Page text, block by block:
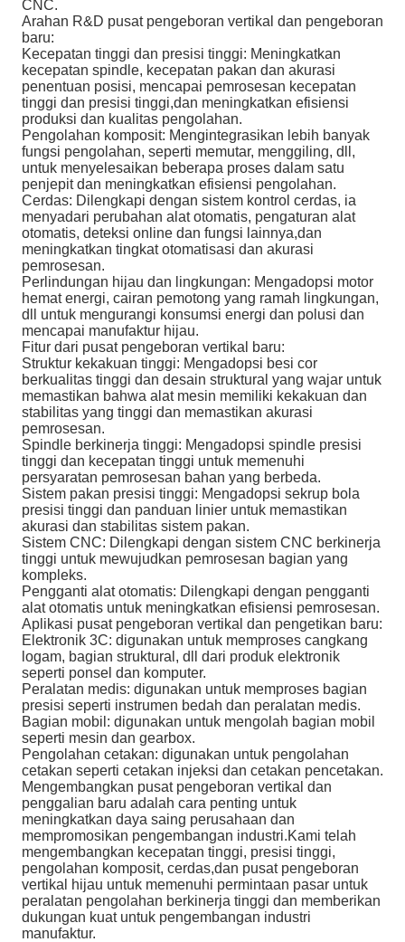
CNC.
Arahan R&D pusat pengeboran vertikal dan pengeboran
baru:
Kecepatan tinggi dan presisi tinggi: Meningkatkan
kecepatan spindle, kecepatan pakan dan akurasi
penentuan posisi, mencapai pemrosesan kecepatan
tinggi dan presisi tinggi,dan meningkatkan efisiensi
produksi dan kualitas pengolahan.
Pengolahan komposit: Mengintegrasikan lebih banyak
fungsi pengolahan, seperti memutar, menggiling, dll,
untuk menyelesaikan beberapa proses dalam satu
penjepit dan meningkatkan efisiensi pengolahan.
Cerdas: Dilengkapi dengan sistem kontrol cerdas, ia
menyadari perubahan alat otomatis, pengaturan alat
otomatis, deteksi online dan fungsi lainnya,dan
meningkatkan tingkat otomatisasi dan akurasi
pemrosesan.
Perlindungan hijau dan lingkungan: Mengadopsi motor
hemat energi, cairan pemotong yang ramah lingkungan,
dll untuk mengurangi konsumsi energi dan polusi dan
mencapai manufaktur hijau.
Fitur dari pusat pengeboran vertikal baru:
Struktur kekakuan tinggi: Mengadopsi besi cor
berkualitas tinggi dan desain struktural yang wajar untuk
memastikan bahwa alat mesin memiliki kekakuan dan
stabilitas yang tinggi dan memastikan akurasi
pemrosesan.
Spindle berkinerja tinggi: Mengadopsi spindle presisi
tinggi dan kecepatan tinggi untuk memenuhi
persyaratan pemrosesan bahan yang berbeda.
Sistem pakan presisi tinggi: Mengadopsi sekrup bola
presisi tinggi dan panduan linier untuk memastikan
akurasi dan stabilitas sistem pakan.
Sistem CNC: Dilengkapi dengan sistem CNC berkinerja
tinggi untuk mewujudkan pemrosesan bagian yang
kompleks.
Pengganti alat otomatis: Dilengkapi dengan pengganti
alat otomatis untuk meningkatkan efisiensi pemrosesan.
Aplikasi pusat pengeboran vertikal dan pengetikan baru:
Elektronik 3C: digunakan untuk memproses cangkang
logam, bagian struktural, dll dari produk elektronik
seperti ponsel dan komputer.
Peralatan medis: digunakan untuk memproses bagian
presisi seperti instrumen bedah dan peralatan medis.
Bagian mobil: digunakan untuk mengolah bagian mobil
seperti mesin dan gearbox.
Pengolahan cetakan: digunakan untuk pengolahan
cetakan seperti cetakan injeksi dan cetakan pencetakan.
Mengembangkan pusat pengeboran vertikal dan
penggalian baru adalah cara penting untuk
meningkatkan daya saing perusahaan dan
mempromosikan pengembangan industri.Kami telah
mengembangkan kecepatan tinggi, presisi tinggi,
pengolahan komposit, cerdas,dan pusat pengeboran
vertikal hijau untuk memenuhi permintaan pasar untuk
peralatan pengolahan berkinerja tinggi dan memberikan
dukungan kuat untuk pengembangan industri
manufaktur.